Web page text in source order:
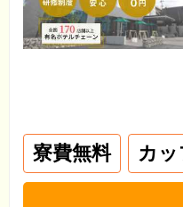
寮費無料 カ